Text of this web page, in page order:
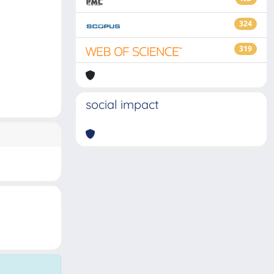
324
319
social impact